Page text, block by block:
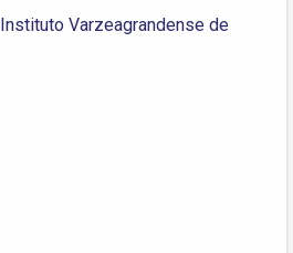
Instituto Varzeagrandense de